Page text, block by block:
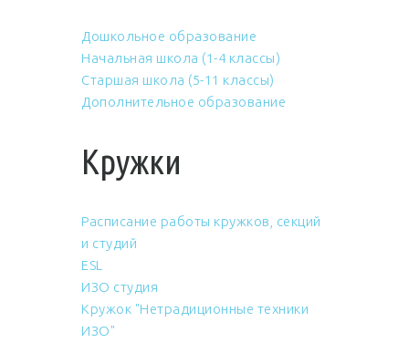
Дошкольное образование
Начальная школа (1-4 классы)
Старшая школа (5-11 классы)
Дополнительное образование
Кружки
Расписание работы кружков, секций
и студий
ESL
ИЗО студия
Кружок "Нетрадиционные техники
ИЗО"